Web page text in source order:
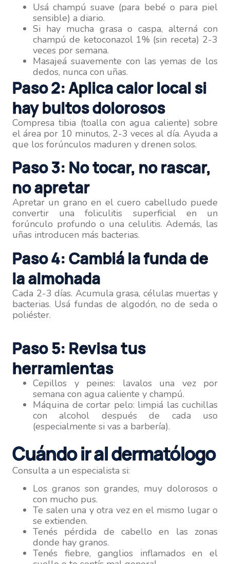
Usá champú suave (para bebé o para piel
sensible) a diario.
Si hay mucha grasa o caspa, alterná con
champú de ketoconazol 1% (sin receta) 2-3
veces por semana.
Masajeá suavemente con las yemas de los
dedos, nunca con uñas.
Paso 2: Aplica calor local si
hay bultos dolorosos
Compresa tibia (toalla con agua caliente) sobre
el área por 10 minutos, 2-3 veces al día. Ayuda a
que los forúnculos maduren y drenen solos.
Paso 3: No tocar, no rascar,
no apretar
Apretar un grano en el cuero cabelludo puede
convertir una foliculitis superficial en un
forúnculo profundo o una celulitis. Además, las
uñas introducen más bacterias.
Paso 4: Cambiá la funda de
la almohada
Cada 2-3 días. Acumula grasa, células muertas y
bacterias. Usá fundas de algodón, no de seda o
poliéster.
Paso 5: Revisa tus
herramientas
Cepillos y peines: lavalos una vez por
semana con agua caliente y champú.
Máquina de cortar pelo: limpiá las cuchillas
con alcohol después de cada uso
(especialmente si vas a barbería).
Cuándo ir al dermatólogo
Consulta a un especialista si:
Los granos son grandes, muy dolorosos o
con mucho pus.
Te salen una y otra vez en el mismo lugar o
se extienden.
Tenés pérdida de cabello en las zonas
donde hay granos.
Tenés fiebre, ganglios inflamados en el